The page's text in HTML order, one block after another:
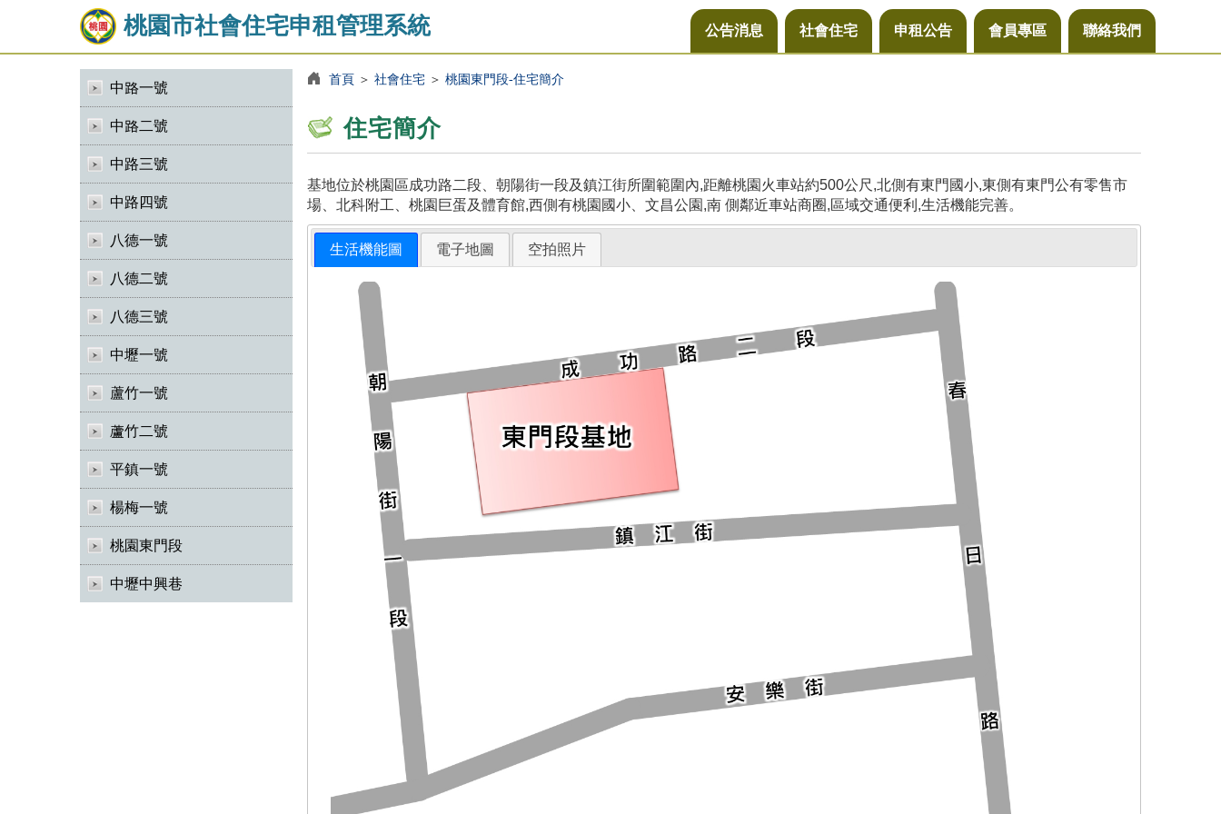
桃園市社會住宅申租管理系統 公告消息 社會住宅 申租公告 會員專區 聯絡我們
中路一號
中路二號
中路三號
中路四號
八德一號
八德二號
八德三號
中壢一號
蘆竹一號
蘆竹二號
平鎮一號
楊梅一號
桃園東門段
中壢中興巷
首頁＞ 社會住宅＞ 桃園東門段-住宅簡介
住宅簡介
基地位於桃園區成功路二段、朝陽街一段及鎮江街所圍範圍內,距離桃園火車站約500公尺,北側有東門國小,東側有東門公有零售市
場、北科附工、桃園巨蛋及體育館,西側有桃園國小、文昌公園,南 側鄰近車站商圈,區域交通便利,生活機能完善。
生活機能圖 電子地圖 空拍照片